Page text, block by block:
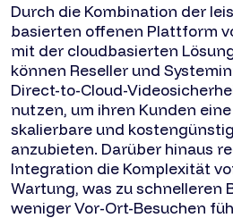
Durch die Kombination der
basierten offenen Plattform
mit der cloudbasierten
können Reseller und
Direct-to-Cloud-
nutzen, um ihren Kunden
skalierbare und
anzubieten. Darüber hinaus
Integration die Komplexität
Wartung, was zu schnelleren
weniger Vor-Ort-Besuchen